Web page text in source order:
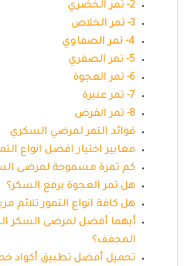
2- تمر الخضري
3- تمر الخلاص
4- تمر الصفاوي
5- تمر الصفري
6- تمر العجوة
7- تمر عنبرة
8- تمر الفرض
فوائد التمر لمرضي السكري
معايير اختيار افضل انواع
كم تمرة مسموحة لمرضى
هل تمر العجوة يرفع السكر؟
هل كافة انواع التمور تلائم
أيهما أفضل لمرضى السكر
المجفف؟
تحميل أفضل تطبيق أكواد